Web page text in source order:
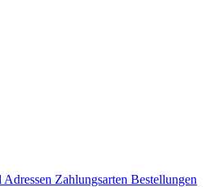
Adressen Zahlungsarten Bestellungen